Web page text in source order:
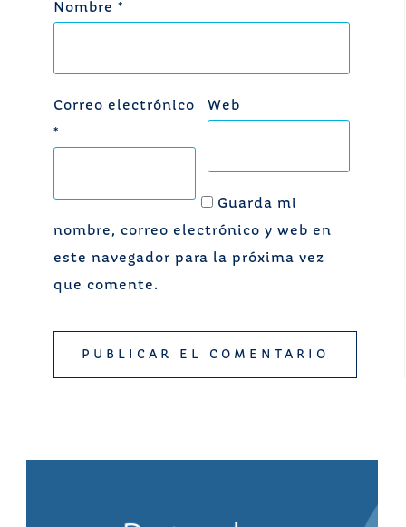
Nombre *
Correo electrónico
*
Web
Guarda mi
nombre, correo electrónico y web en
este navegador para la próxima vez
que comente.